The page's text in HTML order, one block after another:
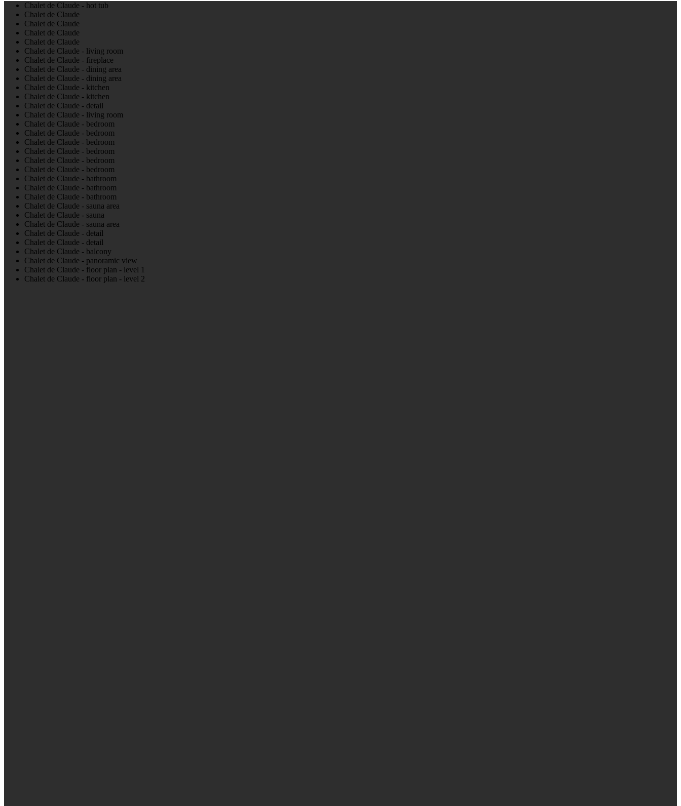
Chalet de Claude - hot tub
Chalet de Claude
Chalet de Claude
Chalet de Claude
Chalet de Claude
Chalet de Claude - living room
Chalet de Claude - fireplace
Chalet de Claude - dining area
Chalet de Claude - dining area
Chalet de Claude - kitchen
Chalet de Claude - kitchen
Chalet de Claude - detail
Chalet de Claude - living room
Chalet de Claude - bedroom
Chalet de Claude - bedroom
Chalet de Claude - bedroom
Chalet de Claude - bedroom
Chalet de Claude - bedroom
Chalet de Claude - bedroom
Chalet de Claude - bathroom
Chalet de Claude - bathroom
Chalet de Claude - bathroom
Chalet de Claude - sauna area
Chalet de Claude - sauna
Chalet de Claude - sauna area
Chalet de Claude - detail
Chalet de Claude - detail
Chalet de Claude - balcony
Chalet de Claude - panoramic view
Chalet de Claude - floor plan - level 1
Chalet de Claude - floor plan - level 2